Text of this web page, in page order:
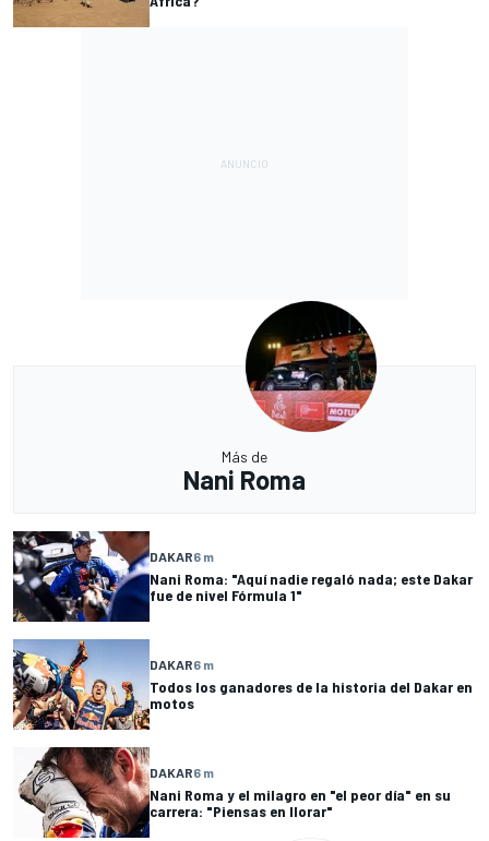
Más de
Nani Roma
DAKAR6 m
Nani Roma: "Aquí nadie regaló nada; este Dakar
fue de nivel Fórmula 1"
DAKAR6 m
Todos los ganadores de la historia del Dakar en
motos
DAKAR6 m
Nani Roma y el milagro en "el peor día" en su
carrera: "Piensas en llorar"